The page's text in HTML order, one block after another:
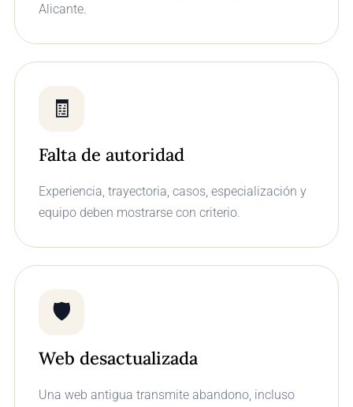
Alicante.
🧾
Falta de autoridad
Experiencia, trayectoria, casos, especialización y
equipo deben mostrarse con criterio.
🛡️
Web desactualizada
Una web antigua transmite abandono, incluso